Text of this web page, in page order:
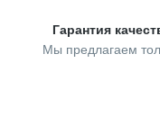
Гарантия
Мы предлагаем